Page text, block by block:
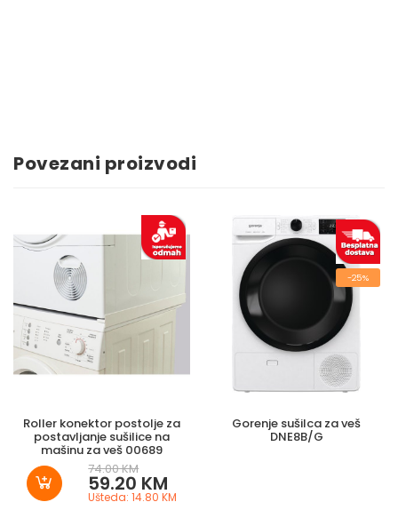
Povezani proizvodi
Roller konektor postolje za
postavljanje sušilice na
mašinu za veš 00689
74.00 KM
59.20 KM
Ušteda: 14.80 KM
-25%
Gorenje sušilca za veš
DNE8B/G